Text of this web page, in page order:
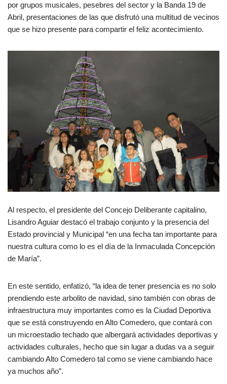
por grupos musicales, pesebres del sector y la Banda 19 de
Abril, presentaciones de las que disfrutó una multitud de vecinos
que se hizo presente para compartir el feliz acontecimiento.
Al respecto, el presidente del Concejo Deliberante capitalino,
Lisandro Aguiar destacó el trabajo conjunto y la presencia del
Estado provincial y Municipal “en una fecha tan importante para
nuestra cultura como lo es el día de la Inmaculada Concepción
de María”.
En este sentido, enfatizó, “la idea de tener presencia es no solo
prendiendo este arbolito de navidad, sino también con obras de
infraestructura muy importantes como es la Ciudad Deportiva
que se está construyendo en Alto Comedero, que contará con
un microestadio techado que albergará actividades deportivas y
actividades culturales, hecho que sin lugar a dudas va a seguir
cambiando Alto Comedero tal como se viene cambiando hace
ya muchos año”.